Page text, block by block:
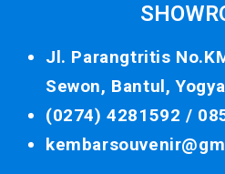
Jl. Parangtritis
Sewon, Bantul,
(0274) 4281592 /